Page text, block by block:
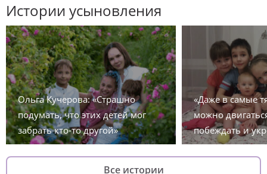
Истории усыновления
Ольга Кучерова: «Страшно
подумать, что этих детей мог
забрать кто-то другой»
«Даже в самые
можно
побеждать и
Все истории